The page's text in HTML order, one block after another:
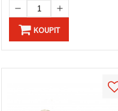
KOUPIT